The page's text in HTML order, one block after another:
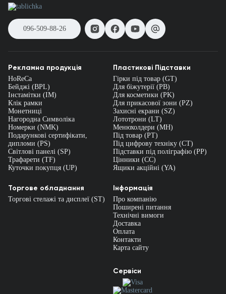
096-509-88-26
Рекламна продукція
HoReCa
Бейджі (BPL)
Інстамітки (IM)
Клік рамки
Монетниці
Нагородна Символіка
Номерки (NMK)
Подарункові сертифікати,
дипломи (PS)
Світлові панелі (SP)
Трафарети (TF)
Куточки покупця (UP)
Пластикові Підставки
Гірки під товар (GT)
Для біжутерії (PB)
Для косметики (PK)
Для прикасової зони (PZ)
Захисні екрани (SZ)
Лототрони (LT)
Менюхолдери (MH)
Під товар (PT)
Під цифрову техніку (CT)
Підставки під поліграфію (PP)
Цінники (СС)
Ящики акційні (YA)
Торгове обладнання
Торгові стелажі та дисплеї (ST)
Інформація
Про компанію
Поширені питання
Технічні вимоги
Доставка
Оплата
Контакти
Карта сайту
Сервіси